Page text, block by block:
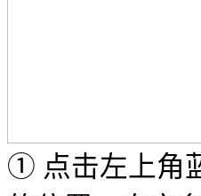
① 点击左上角